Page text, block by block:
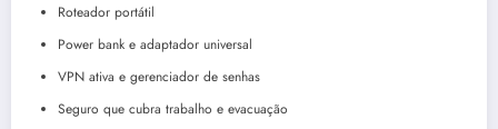
Roteador portátil
Power bank e adaptador universal
VPN ativa e gerenciador de senhas
Seguro que cubra trabalho e evacuação